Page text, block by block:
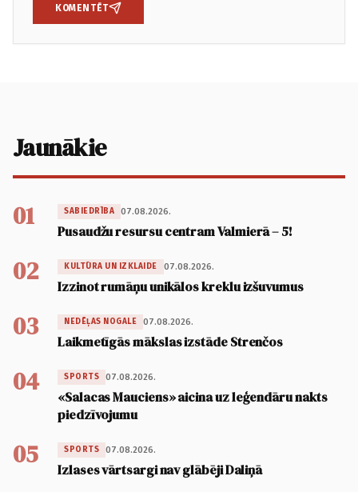
KOMENTĒT
Jaunākie
01 SABIEDRĪBA 07.08.2026.
Pusaudžu resursu centram Valmierā – 5!
02 KULTŪRA UN IZKLAIDE 07.08.2026.
Izzinot rumāņu unikālos kreklu izšuvumus
03 NEDĒĻAS NOGALE 07.08.2026.
Laikmetīgās mākslas izstāde Strenčos
04 SPORTS 07.08.2026.
«Salacas Mauciens» aicina uz leģendāru nakts
piedzīvojumu
05 SPORTS 07.08.2026.
Izlases vārtsargi nav glābēji Daliņā